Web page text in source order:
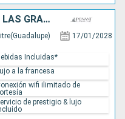
GUADALUPE, SAN VINCENT Y LAS GRANADINAS, GRENADA, SANTA LUCIA, DOMINICA
17/01/2028
Incluidas*
a la francesa
wifi ilimitado de
de prestigio & lujo